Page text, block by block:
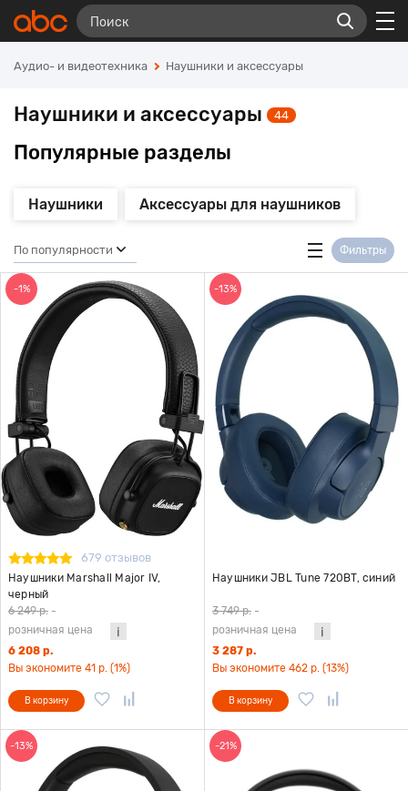
Аудио- и видеотехника Наушники и аксессуары
Наушники и аксессуары 44
Популярные разделы
Наушники Аксессуары для наушников
По популярности Фильтры
-1%
679 отзывов
Наушники Marshall Major IV,
черный
6 249 р. -
розничная цена
6 208 р.
Вы экономите 41 р. (1%)
В корзину
-13%
Наушники JBL Tune 720BT, синий
3 749 р. -
розничная цена
3 287 р.
Вы экономите 462 р. (13%)
В корзину
-13% -21%